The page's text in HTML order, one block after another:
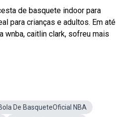
de basquete indoor para
para crianças e adultos. Em até
wnba, caitlin clark, sofreu mais
De BasqueteOficial NBA